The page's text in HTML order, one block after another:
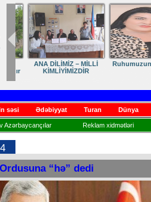
Dostumuza sürpriz
yubiley təbriki
Elmanın öz
səsi Ədəbiyyat Turan Dünya
Azərbaycançılar Reklam xidmətləri
“hə” dedi